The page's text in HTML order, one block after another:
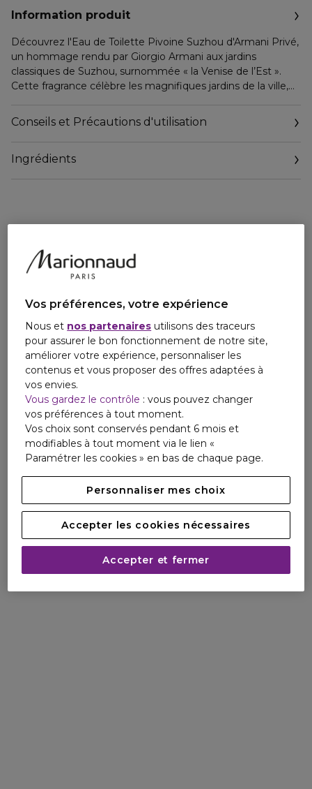
Information produit
Découvrez l'Eau de Toilette Pivoine Suzhou d'Armani Privé,
un hommage rendu par Giorgio Armani aux jardins
classiques de Suzhou, surnommée « la Venise de l’Est ».
Cette fragrance célèbre les magnifiques jardins de la ville,
Yangzi Jiang. On y devine les pagodes derrière l'enceinte
de leurs murs tapissés de pivoines que les promeneurs
Cette fragrance est présentée dans l’emblématique flacon
carré d’Armani Privé, qui offre une interprétation plus
moderne et lumineuse de la collection « Les Eaux ». Les
lignes épurées du flacon carré. Inspirée de la couleur de la
pivoine, la fragrance s’habille d’une nuance rose poudré
Conseils et Précautions d'utilisation
Ingrédients
Vos préférences, votre expérience
Nous et nos partenaires utilisons des traceurs
pour assurer le bon fonctionnement de notre site,
améliorer votre expérience, personnaliser les
contenus et vous proposer des offres adaptées à
vos envies.
Vous gardez le contrôle : vous pouvez changer
vos préférences à tout moment.
Vos choix sont conservés pendant 6 mois et
modifiables à tout moment via le lien «
Paramétrer les cookies » en bas de chaque page.
Personnaliser mes choix
Accepter les cookies nécessaires
Accepter et fermer